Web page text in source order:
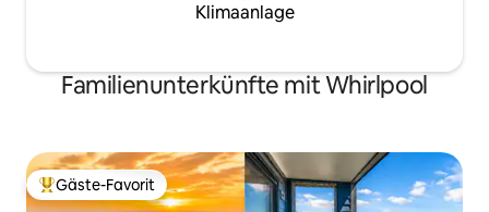
Klimaanlage
Familienunterkünfte mit Whirlpool
Beliebter Gäste-Favorit.
Gäste-Favorit